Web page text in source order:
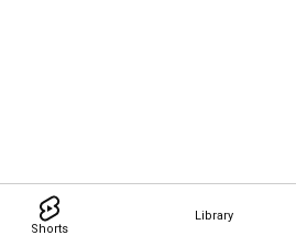
Shorts
Library